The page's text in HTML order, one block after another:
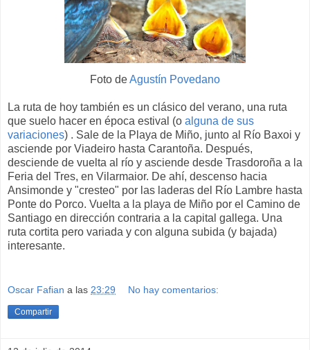
Foto deAgustín Povedano
La ruta de hoy también es un clásico del verano, una ruta
que suelo hacer en época estival (o alguna de sus
variaciones) . Sale de la Playa de Miño, junto al Río Baxoi y
asciende por Viadeiro hasta Carantoña. Después,
desciende de vuelta al río y asciende desde Trasdoroña a la
Feria del Tres, en Vilarmaior. De ahí, descenso hacia
Ansimonde y "cresteo" por las laderas del Río Lambre hasta
Ponte do Porco. Vuelta a la playa de Miño por el Camino de
Santiago en dirección contraria a la capital gallega. Una
ruta cortita pero variada y con alguna subida (y bajada)
interesante.
Oscar Fafian a las 23:29 No hay comentarios:
Compartir